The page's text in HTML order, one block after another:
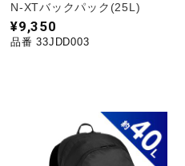
N-XTバックパック(25L)
¥9,350
品番 33JDD003